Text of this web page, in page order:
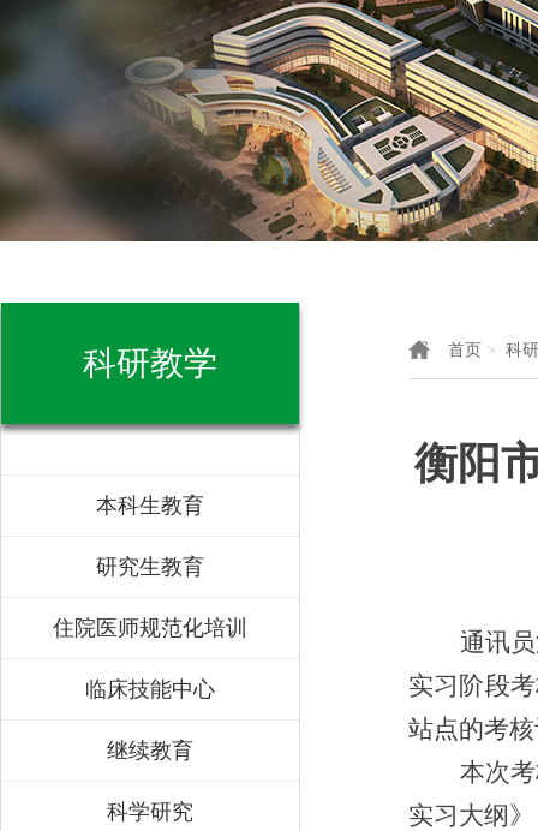
科研教学
本科生教育
研究生教育
住院医师规范化培训
临床技能中心
继续教育
科学研究
首页 > 科
衡阳
通讯员
实习阶段
站点的考
本次
实习大纲》